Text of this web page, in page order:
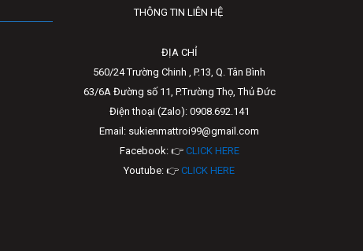
THÔNG TIN LIÊN HỆ
ĐỊA CHỈ
560/24 Trường Chinh , P.13, Q. Tân Bình
63/6A Đường số 11, P.Trường Thọ, Thủ Đức
Điện thoại (Zalo): 0908.692.141
Email: sukienmattroi99@gmail.com
Facebook: 👉 CLICK HERE
Youtube: 👉CLICK HERE